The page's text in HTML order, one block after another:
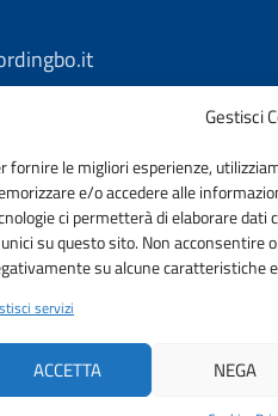
Gestisci
fornire le migliori esperienze,
e/o accedere alle
ci permetterà di elaborare dati
unici su questo sito. Non acconsentire
su alcune caratteristiche
servizi
ACCETTA NEGA
DELLA PROVINCIA DI BOLOGNA